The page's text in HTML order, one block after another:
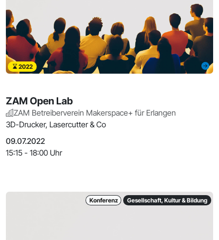
2022
ZAM Open Lab
ZAM Betreiberverein Makerspace+ für Erlangen
3D-Drucker, Lasercutter & Co
09.07.2022
15:15 - 18:00 Uhr
Konferenz Gesellschaft, Kultur & Bildung